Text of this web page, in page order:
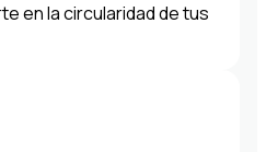
en la circularidad de tus